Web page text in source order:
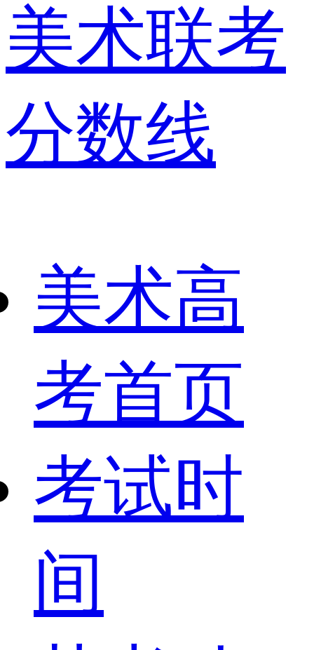
美术联考
分数线
美术高
考首页
考试时
间